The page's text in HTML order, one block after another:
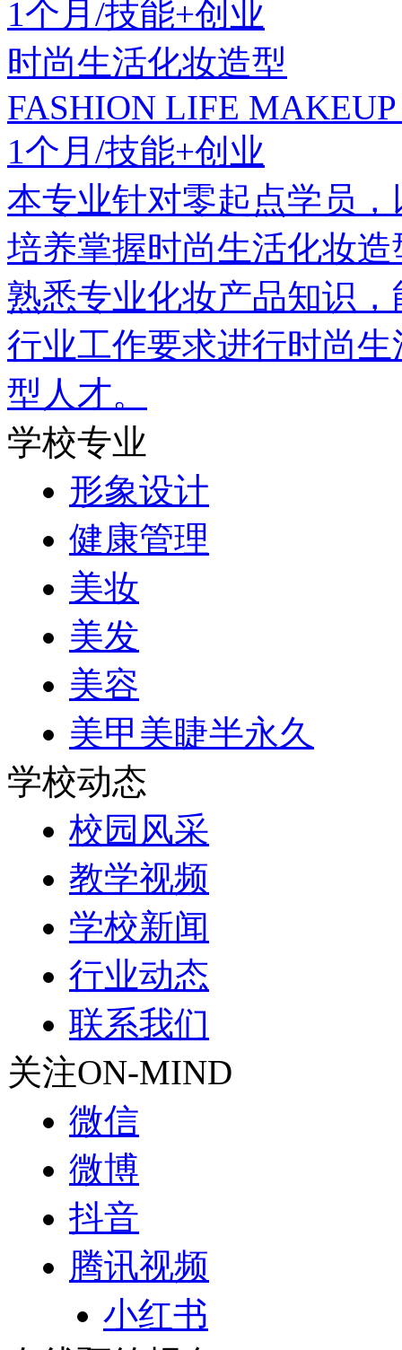
1个月/技能+创业
时尚生活化妆造型
FASHION LIFE
1个月/技能+创业
本专业针对零起点学员
培养掌握时尚生活化妆
熟悉专业化妆产品知识
行业工作要求进行时尚
型人才。
学校专业
形象设计
健康管理
美妆
美发
美容
美甲美睫半永久
学校动态
校园风采
教学视频
学校新闻
行业动态
联系我们
关注ON-MIND
微信
微博
抖音
腾讯视频
小红书